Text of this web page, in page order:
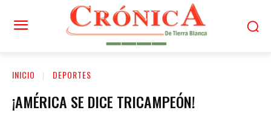
INICIO DEPORTES
¡AMÉRICA SE DICE TRICAMPEÓN!